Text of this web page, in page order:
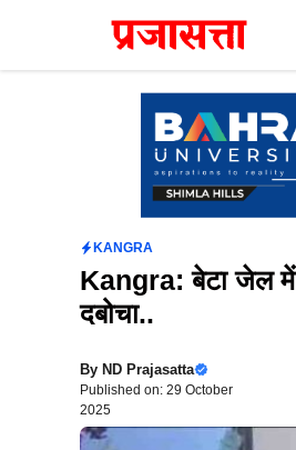
content
KANGRA
Kangra: बेटा जेल में,
दबोचा..
By ND Prajasatta
Published on: 29 October
2025